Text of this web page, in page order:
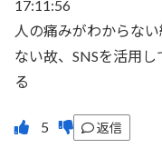
17:11:56
人の痛みがわからな
ない故、SNSを活用
る
返信